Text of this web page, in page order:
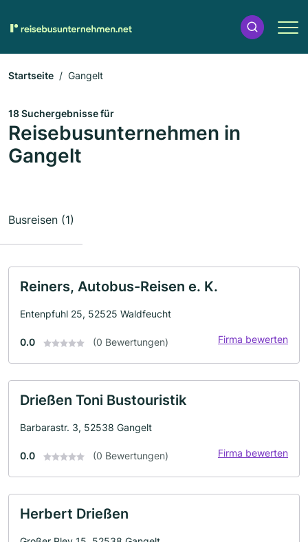
Startseite Gangelt
18 Suchergebnisse für
Reisebusunternehmen in
Gangelt
Busreisen (1)
Reiners, Autobus-Reisen e. K.
Entenpfuhl 25, 52525 Waldfeucht
0.0 (0 Bewertungen) Firma bewerten
Drießen Toni Bustouristik
Barbarastr. 3, 52538 Gangelt
0.0 (0 Bewertungen) Firma bewerten
Herbert Drießen